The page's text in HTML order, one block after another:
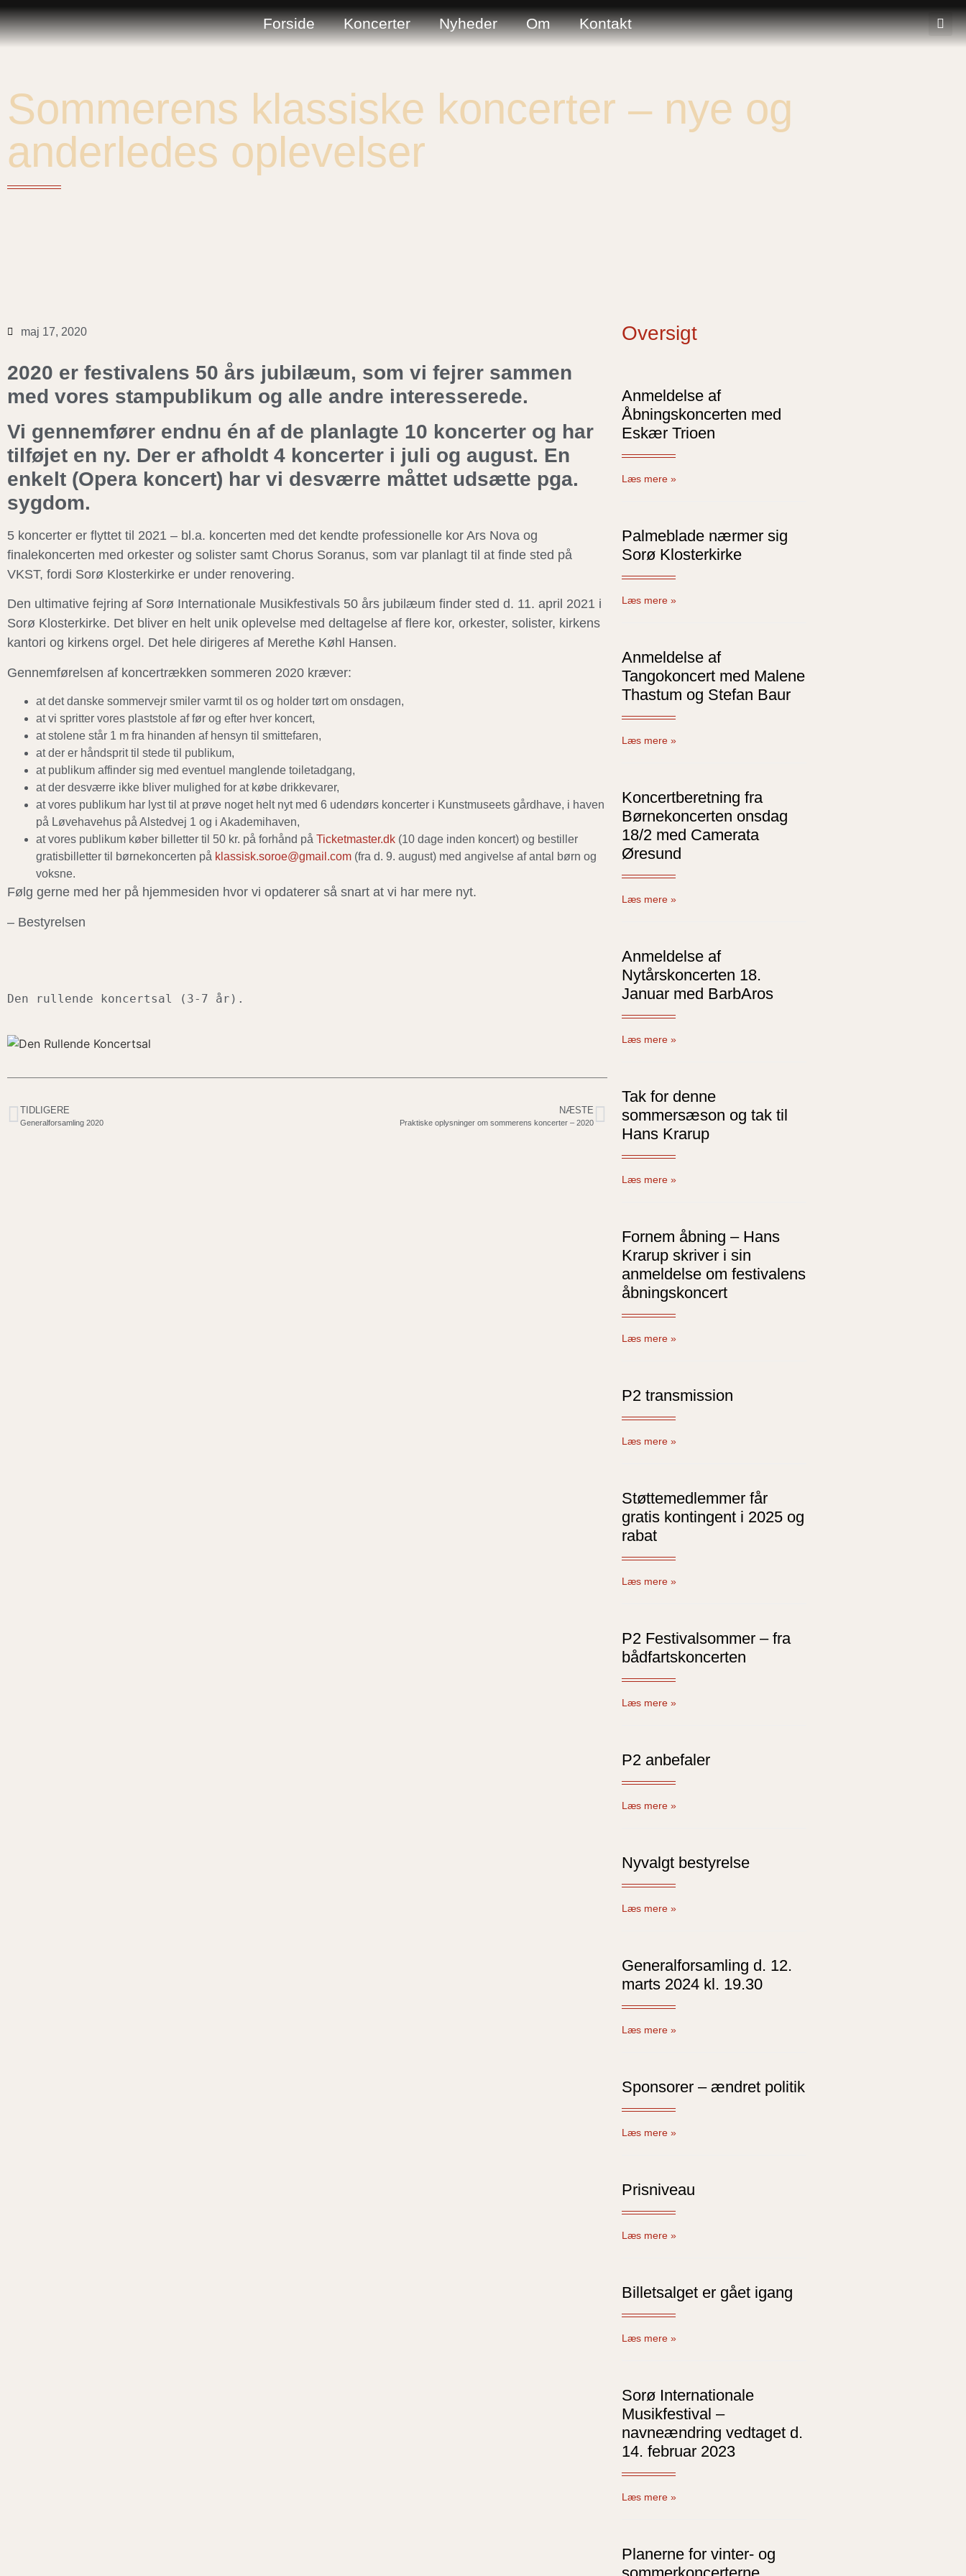
Forside Koncerter Nyheder Om Kontakt
Sommerens klassiske koncerter – nye og
anderledes oplevelser
maj 17, 2020
2020 er festivalens 50 års jubilæum, som vi fejrer sammen
med vores stampublikum og alle andre interesserede.
Vi gennemfører endnu én af de planlagte 10 koncerter og har
tilføjet en ny. Der er afholdt 4 koncerter i juli og august. En
enkelt (Opera koncert) har vi desværre måttet udsætte pga.
sygdom.
5 koncerter er flyttet til 2021 – bl.a. koncerten med det kendte professionelle kor Ars Nova og
finalekoncerten med orkester og solister samt Chorus Soranus, som var planlagt til at finde sted på
VKST, fordi Sorø Klosterkirke er under renovering.
Den ultimative fejring af Sorø Internationale Musikfestivals 50 års jubilæum finder sted d. 11. april 2021 i
Sorø Klosterkirke. Det bliver en helt unik oplevelse med deltagelse af flere kor, orkester, solister, kirkens
kantori og kirkens orgel. Det hele dirigeres af Merethe Køhl Hansen.
Gennemførelsen af koncertrækken sommeren 2020 kræver:
at det danske sommervejr smiler varmt til os og holder tørt om onsdagen,
at vi spritter vores plaststole af før og efter hver koncert,
at stolene står 1 m fra hinanden af hensyn til smittefaren,
at der er håndsprit til stede til publikum,
at publikum affinder sig med eventuel manglende toiletadgang,
at der desværre ikke bliver mulighed for at købe drikkevarer,
at vores publikum har lyst til at prøve noget helt nyt med 6 udendørs koncerter i Kunstmuseets gårdhave, i haven
på Løvehavehus på Alstedvej 1 og i Akademihaven,
at vores publikum køber billetter til 50 kr. på forhånd på Ticketmaster.dk (10 dage inden koncert) og bestiller
gratisbilletter til børnekoncerten på klassisk.soroe@gmail.com (fra d. 9. august) med angivelse af antal børn og
voksne.
Følg gerne med her på hjemmesiden hvor vi opdaterer så snart at vi har mere nyt.
– Bestyrelsen
Den rullende koncertsal (3-7 år).
TIDLIGERE
Generalforsamling 2020
NÆSTE
Praktiske oplysninger om sommerens koncerter – 2020
Oversigt
Anmeldelse af
Åbningskoncerten med
Eskær Trioen
Læs mere »
Palmeblade nærmer sig
Sorø Klosterkirke
Læs mere »
Anmeldelse af
Tangokoncert med Malene
Thastum og Stefan Baur
Læs mere »
Koncertberetning fra
Børnekoncerten onsdag
18/2 med Camerata
Øresund
Læs mere »
Anmeldelse af
Nytårskoncerten 18.
Januar med BarbAros
Læs mere »
Tak for denne
sommersæson og tak til
Hans Krarup
Læs mere »
Fornem åbning – Hans
Krarup skriver i sin
anmeldelse om festivalens
åbningskoncert
Læs mere »
P2 transmission
Læs mere »
Støttemedlemmer får
gratis kontingent i 2025 og
rabat
Læs mere »
P2 Festivalsommer – fra
bådfartskoncerten
Læs mere »
P2 anbefaler
Læs mere »
Nyvalgt bestyrelse
Læs mere »
General­for­sam­ling d. 12.
marts 2024 kl. 19.30
Læs mere »
Sponsorer – ændret politik
Læs mere »
Prisniveau
Læs mere »
Billetsalget er gået igang
Læs mere »
Sorø Internationale
Musikfestival –
navneændring vedtaget d.
14. februar 2023
Læs mere »
Planerne for vinter- og